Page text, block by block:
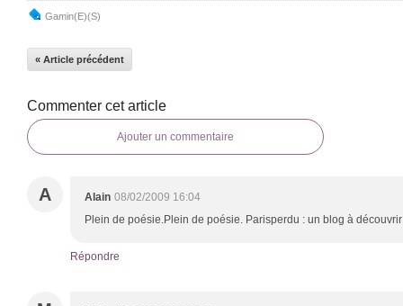
Gamin(e)(s)
« Article précédent
Commenter cet article
Ajouter un commentaire
A Alain 08/02/2009 16:04
Plein de poésie.Plein de poésie. Parisperdu : un blog à
Répondre